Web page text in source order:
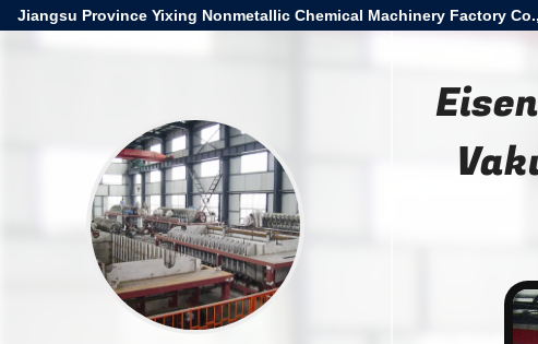
Jiangsu Province Yixing Nonmetallic Chemical Machinery Factory